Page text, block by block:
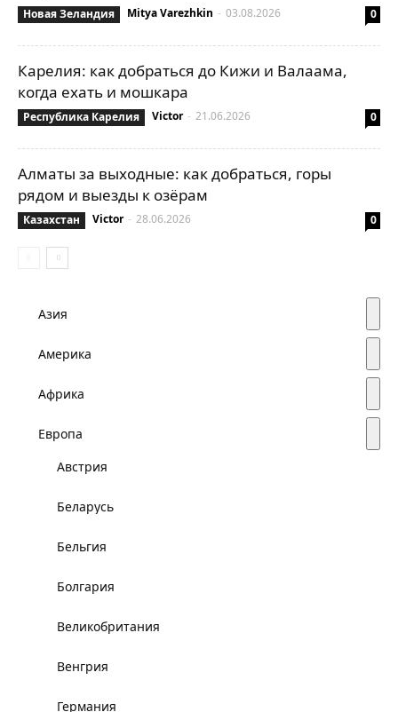
Новая Зеландия Mitya Varezhkin - 03.08.2026 0
Карелия: как добраться до Кижи и Валаама,
когда ехать и мошкара
Республика Карелия Victor - 21.06.2026 0
Алматы за выходные: как добраться, горы
рядом и выезды к озёрам
Казахстан Victor - 28.06.2026 0
Азия
Америка
Африка
Европа
Австрия
Беларусь
Бельгия
Болгария
Великобритания
Венгрия
Германия